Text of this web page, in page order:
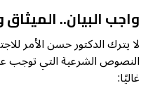
واجب البيان..
لا يترك الدكتور حسن الأمر
النصوص الشرعية التي توجب
غاليًا: